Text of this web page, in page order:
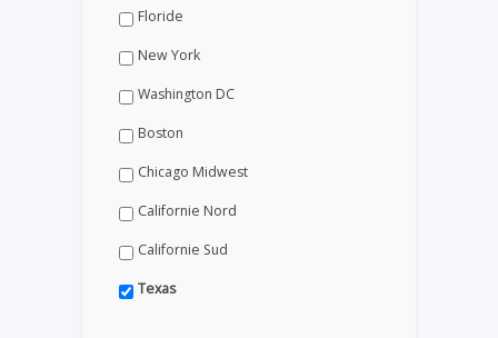
Floride
New York
Washington DC
Boston
Chicago Midwest
Californie Nord
Californie Sud
Texas